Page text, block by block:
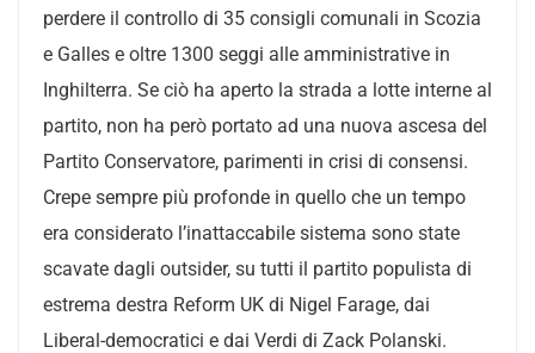
perdere il controllo di 35 consigli comunali in Scozia
e Galles e oltre 1300 seggi alle amministrative in
Inghilterra. Se ciò ha aperto la strada a lotte interne al
partito, non ha però portato ad una nuova ascesa del
Partito Conservatore, parimenti in crisi di consensi.
Crepe sempre più profonde in quello che un tempo
era considerato l’inattaccabile sistema sono state
scavate dagli outsider, su tutti il partito populista di
estrema destra Reform UK di Nigel Farage, dai
Liberal-democratici e dai Verdi di Zack Polanski.